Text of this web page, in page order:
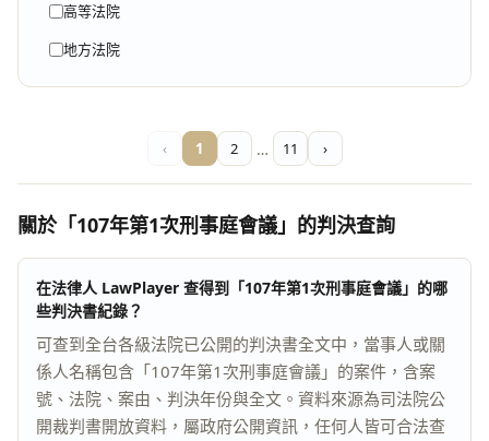
高等法院
地方法院
‹ 1 2 … 11 ›
關於「107年第1次刑事庭會議」的判決查詢
在法律人 LawPlayer 查得到「107年第1次刑事庭會議」的哪
些判決書紀錄？
可查到全台各級法院已公開的判決書全文中，當事人或關
係人名稱包含「107年第1次刑事庭會議」的案件，含案
號、法院、案由、判決年份與全文。資料來源為司法院公
開裁判書開放資料，屬政府公開資訊，任何人皆可合法查